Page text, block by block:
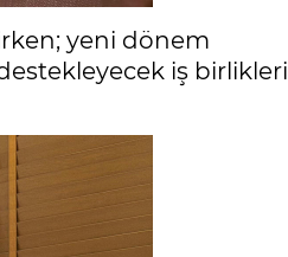
yeni dönem
iş birlikleri